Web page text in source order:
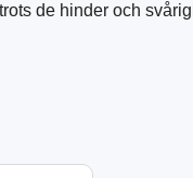
de hinder och